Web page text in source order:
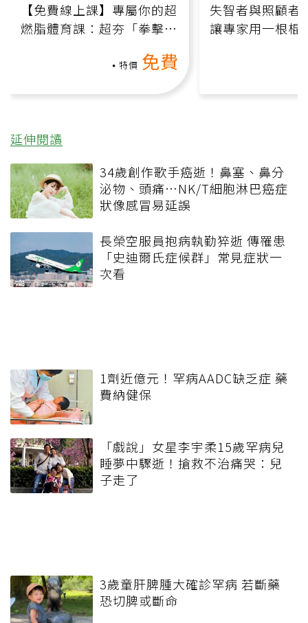
【免費線上課】專屬你的超
燃脂體育課：超夯「拳擊有
特價 免費
失智者與照顧者
讓專家用一根棍
延伸閱讀
34歲創作歌手癌逝！鼻塞、鼻分
泌物、頭痛…NK/T細胞淋巴癌症
狀像感冒易延誤
長榮空服員抱病執勤猝逝 傳罹患
「史迪爾氏症候群」常見症狀一
次看
1劑近億元！罕病AADC缺乏症 藥
費納健保
「戲說」女星李宇柔15歲罕病兒
睡夢中驟逝！搶救不治痛哭：兒
子走了
3歲童肝脾腫大確診罕病 若斷藥
恐切脾或斷命